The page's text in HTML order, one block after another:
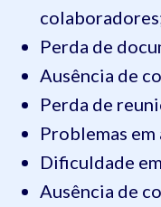
Perda de
Ausência de
Perda de
Problemas
Dificuldade
Ausência de